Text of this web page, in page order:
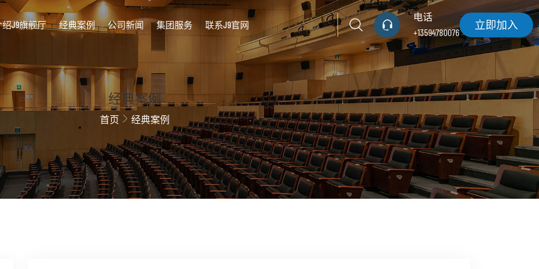
绍J9旗舰厅 经典案例 公司新闻 集团服务 联系J9官网
电话
+13594780076
立即加入
经典案例
首页 经典案例